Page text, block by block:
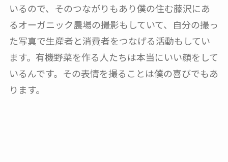
いるので、そのつながりもあり僕の住む藤沢にあ
るオーガニック農場の撮影もしていて、自分の撮っ
た写真で生産者と消費者をつなげる活動もしてい
ます。有機野菜を作る人たちは本当にいい顔をして
いるんです。その表情を撮ることは僕の喜びでもあ
ります。